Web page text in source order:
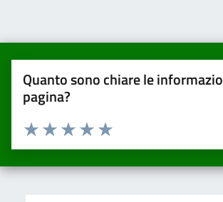
Quanto sono chiare le
pagina?
Valuta da 1 a 5 stelle la pagina
Valuta 5 stelle su 5
Valuta 4 stelle su 5
Valuta 3 stelle su 5
Valuta 2 stelle su 5
Valuta una stella su 5